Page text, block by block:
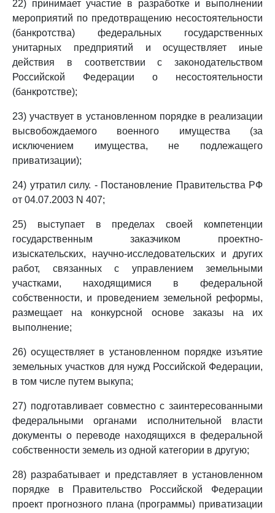
22) принимает участие в разработке и выполнении
мероприятий по предотвращению несостоятельности
(банкротства) федеральных государственных
унитарных предприятий и осуществляет иные
действия в соответствии с законодательством
Российской Федерации о несостоятельности
(банкротстве);
23) участвует в установленном порядке в реализации
высвобождаемого военного имущества (за
исключением имущества, не подлежащего
приватизации);
24) утратил силу. - Постановление Правительства РФ
от 04.07.2003 N 407;
25) выступает в пределах своей компетенции
государственным заказчиком проектно-
изыскательских, научно-исследовательских и других
работ, связанных с управлением земельными
участками, находящимися в федеральной
собственности, и проведением земельной реформы,
размещает на конкурсной основе заказы на их
выполнение;
26) осуществляет в установленном порядке изъятие
земельных участков для нужд Российской Федерации,
в том числе путем выкупа;
27) подготавливает совместно с заинтересованными
федеральными органами исполнительной власти
документы о переводе находящихся в федеральной
собственности земель из одной категории в другую;
28) разрабатывает и представляет в установленном
порядке в Правительство Российской Федерации
проект прогнозного плана (программы) приватизации